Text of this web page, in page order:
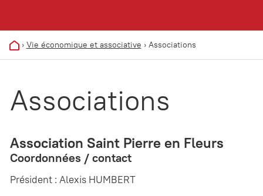
› Vie économique et associative › Associations
Associations
Association Saint Pierre en Fleurs
Coordonnées / contact
Président : Alexis HUMBERT